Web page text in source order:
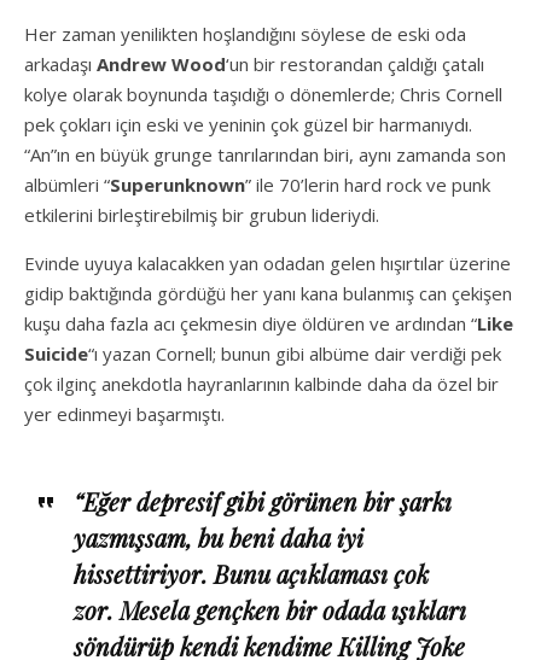
Her zaman yenilikten hoşlandığını söylese de eski oda
arkadaşı Andrew Wood‘un bir restorandan çaldığı çatalı
kolye olarak boynunda taşıdığı o dönemlerde; Chris Cornell
pek çokları için eski ve yeninin çok güzel bir harmanıydı.
“An”ın en büyük grunge tanrılarından biri, aynı zamanda son
albümleri “Superunknown” ile 70’lerin hard rock ve punk
etkilerini birleştirebilmiş bir grubun lideriydi.
Evinde uyuya kalacakken yan odadan gelen hışırtılar üzerine
gidip baktığında gördüğü her yanı kana bulanmış can çekişen
kuşu daha fazla acı çekmesin diye öldüren ve ardından “Like
Suicide“ı yazan Cornell; bunun gibi albüme dair verdiği pek
çok ilginç anekdotla hayranlarının kalbinde daha da özel bir
yer edinmeyi başarmıştı.
“Eğer depresif gibi görünen bir şarkı
yazmışsam, bu beni daha iyi
hissettiriyor. Bunu açıklaması çok
zor. Mesela gençken bir odada ışıkları
söndürüp kendi kendime Killing Joke